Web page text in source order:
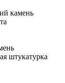
камень
штукатурка